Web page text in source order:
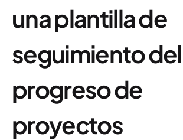
una plantilla de
seguimiento del
progreso de
proyectos